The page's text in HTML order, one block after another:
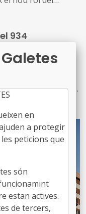
934
les recents
locals, les
actes d'agenda
També inclou
en
a protegir
peticions que
són
estan actives.
de tercers,